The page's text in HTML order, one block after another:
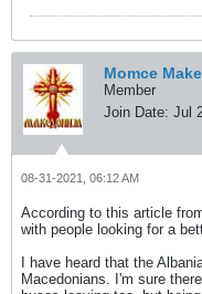
Momce
Member
Join Date: Jul
08-31-2021, 06:12 AM
According to this article
with people looking for a
I have heard that the
Macedonians. I'm sure